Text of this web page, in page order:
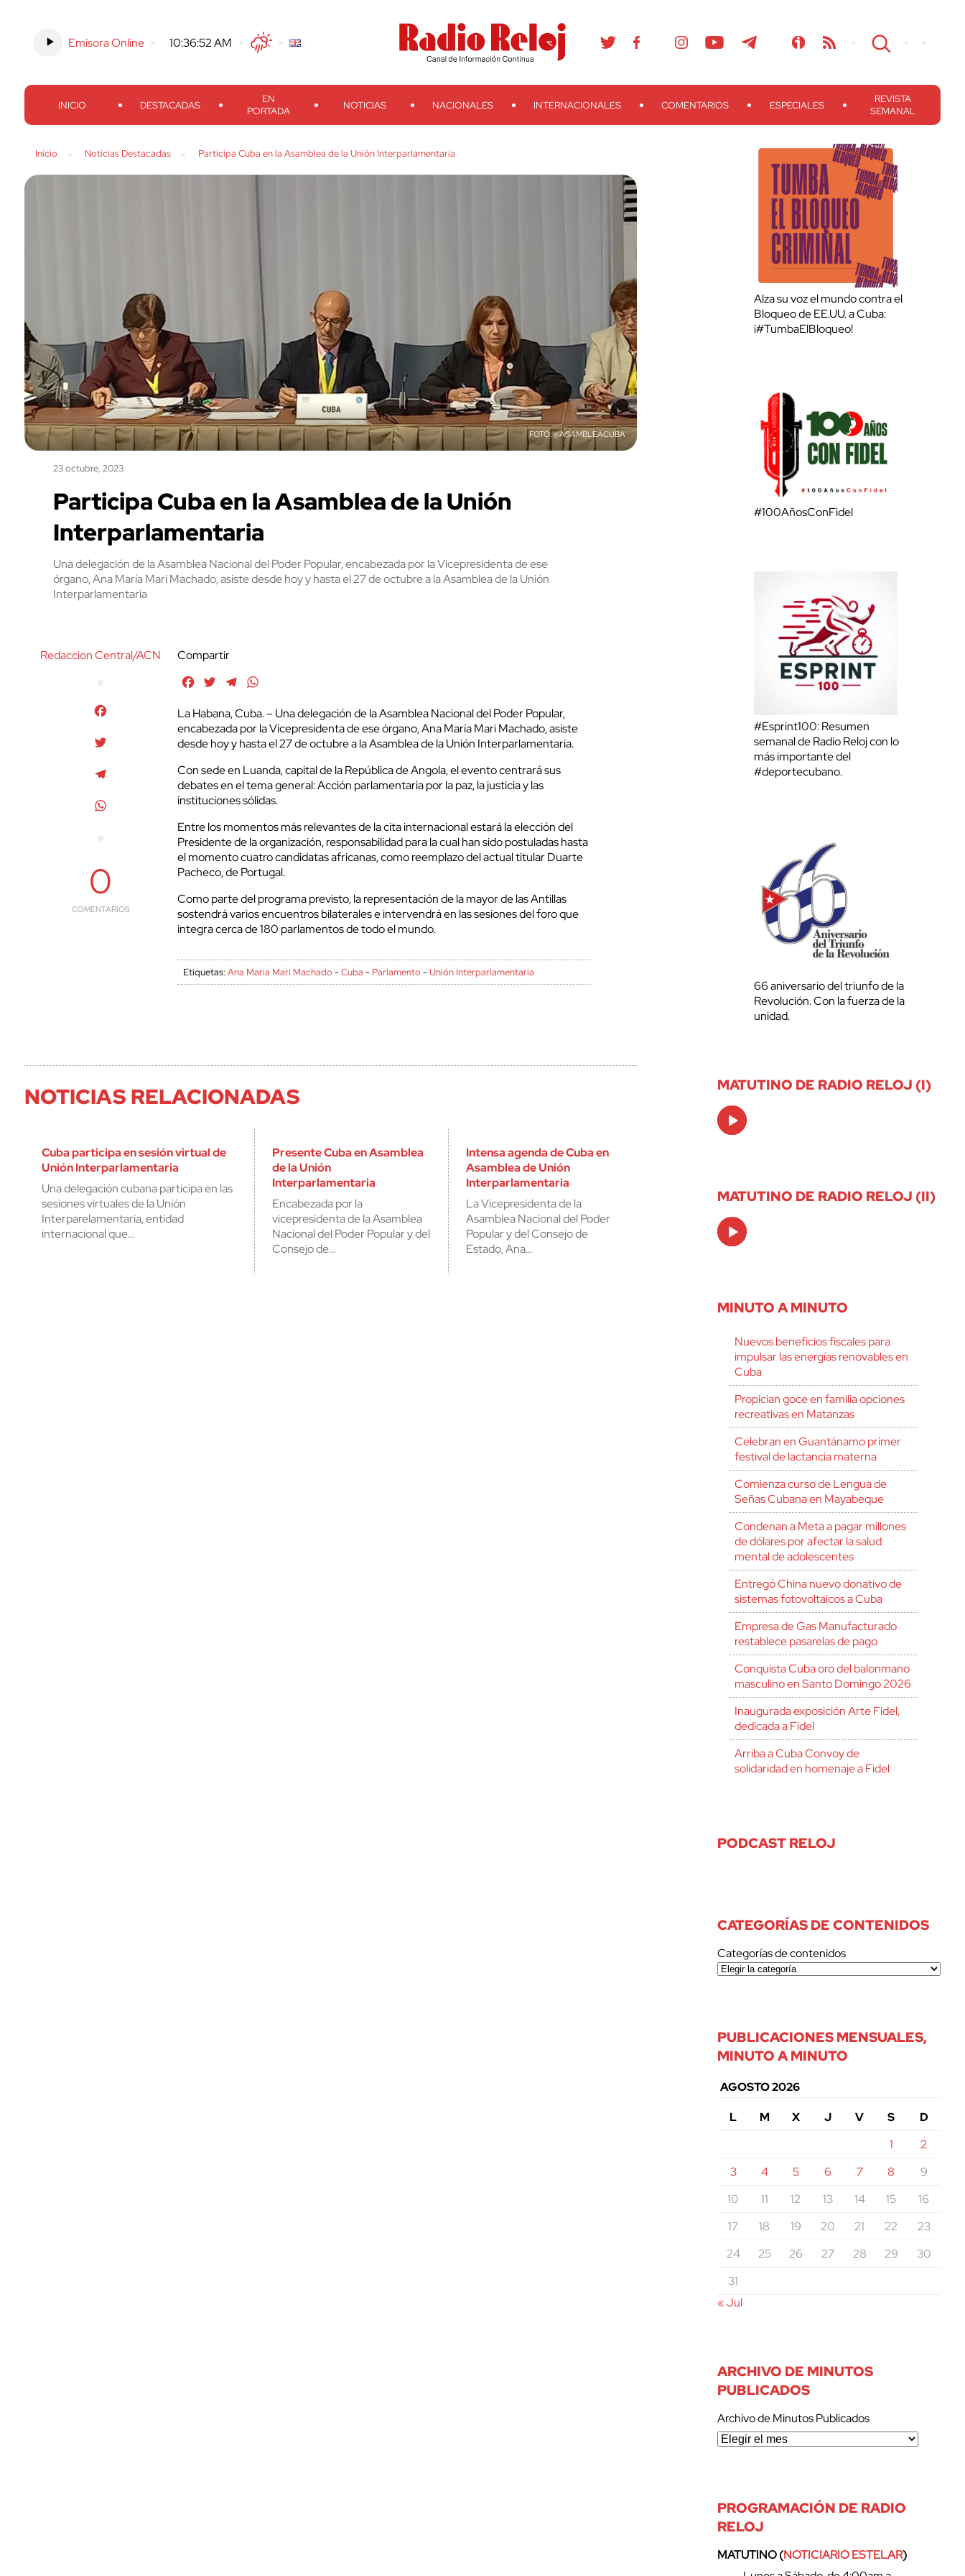
Emisora Online -10:36:52 AMTwitterFacebook
Threads
Instagram TelegramTeveo Ivoox RSS Search
INICIO DESTACADAS
EN
PORTADA
NOTICIAS NACIONALES INTERNACIONALES COMENTARIOS ESPECIALES
REVISTA
SEMANAL
Inicio Noticias Destacadas Participa Cuba en la Asamblea de la Unión Interparlamentaria
@ASAMBLEACUBA
23 octubre, 2023
Participa Cuba en la Asamblea de la Unión
Interparlamentaria
Una delegación de la Asamblea Nacional del Poder Popular, encabezada por la Vicepresidenta de ese
órgano, Ana María Mari Machado, asiste desde hoy y hasta el 27 de octubre a la Asamblea de la Unión
Interparlamentaria
Redaccion Central/ACN
0
COMENTARIOS
Compartir
FacebookTwitterTelegram
La Habana, Cuba. – Una delegación de la Asamblea Nacional del Poder Popular,
encabezada por la Vicepresidenta de ese órgano, Ana María Mari Machado, asiste
desde hoy y hasta el 27 de octubre a la Asamblea de la Unión Interparlamentaria.
Con sede en Luanda, capital de la República de Angola, el evento centrará sus
debates en el tema general: Acción parlamentaria por la paz, la justicia y las
instituciones sólidas.
Entre los momentos más relevantes de la cita internacional estará la elección del
Presidente de la organización, responsabilidad para la cual han sido postuladas hasta
el momento cuatro candidatas africanas, como reemplazo del actual titular Duarte
Pacheco, de Portugal.
Como parte del programa previsto, la representación de la mayor de las Antillas
sostendrá varios encuentros bilaterales e intervendrá en las sesiones del foro que
integra cerca de 180 parlamentos de todo el mundo.
Etiquetas:Ana Maria Mari Machado -Cuba - Parlamento -Unión Interparlamentaria
NOTICIAS RELACIONADAS
Cuba participa en sesión virtual de
Unión Interparlamentaria
Una delegación cubana participa en las
sesiones virtuales de la Unión
Interparelamentaria, entidad
internacional que…
Presente Cuba en Asamblea
de la Unión
Interparlamentaria
Encabezada por la
vicepresidenta de la Asamblea
Nacional del Poder Popular y del
Consejo de…
Intensa agenda de Cuba en
Asamblea de Unión
Interparlamentaria
La Vicepresidenta de la
Asamblea Nacional del Poder
Popular y del Consejo de
Estado, Ana…
Alza su voz el mundo contra el
Bloqueo de EE.UU. a Cuba:
¡#TumbaElBloqueo!
#100AñosConFidel
#Esprint100: Resumen
semanal de Radio Reloj con lo
más importante del
#deportecubano.
66 aniversario del triunfo de la
Revolución. Con la fuerza de la
unidad.
MATUTINO DE RADIO RELOJ (I)
Audio
Player
MATUTINO DE RADIO RELOJ (II)
Audio
Player
MINUTO A MINUTO
Nuevos beneficios fiscales para
impulsar las energías renovables en
Cuba
Propician goce en familia opciones
recreativas en Matanzas
Celebran en Guantánamo primer
festival de lactancia materna
Comienza curso de Lengua de
Señas Cubana en Mayabeque
Condenan a Meta a pagar millones
de dólares por afectar la salud
mental de adolescentes
Entregó China nuevo donativo de
sistemas fotovoltaicos a Cuba
Empresa de Gas Manufacturado
restablece pasarelas de pago
Conquista Cuba oro del balonmano
masculino en Santo Domingo 2026
Inaugurada exposición Arte Fidel,
dedicada a Fidel
Arriba a Cuba Convoy de
solidaridad en homenaje a Fidel
PODCAST RELOJ
CATEGORÍAS DE CONTENIDOS
Categorías de contenidos
PUBLICACIONES MENSUALES,
MINUTO A MINUTO
AGOSTO 2026
L
M X J V S
D
1
2
3
4 5 6 7 8
9
10
11 12 13 14 15
16
17
18 19 20 21 22
23
24
25 26 27 28 29
30
31
« Jul
ARCHIVO DE MINUTOS
PUBLICADOS
Archivo de Minutos Publicados
PROGRAMACIÓN DE RADIO
RELOJ
MATUTINO (NOTICIARIO ESTELAR)